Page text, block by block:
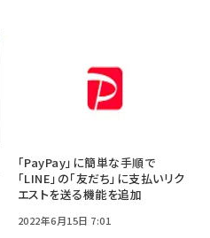
「PayPay」に簡単な手順で
「LINE」の「友だち」に支払いリク
エストを送る機能を追加
2022年6月15日 7:01